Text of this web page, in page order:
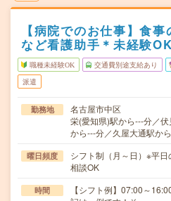
【病院でのお仕事】食
など看護助手＊未経験OK
職種未経験OK 交通費別途支給あり
派遣
勤務地
名古屋市中区
栄(愛知県)駅から---分／
から---分／久屋大通駅か
曜日頻度
シフト制（月～日）※平
相談OK
時間
【シフト例】07:00～